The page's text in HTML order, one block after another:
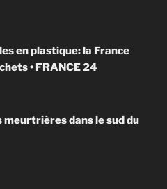
en plastique: la France
• FRANCE 24
meurtrières dans le sud du